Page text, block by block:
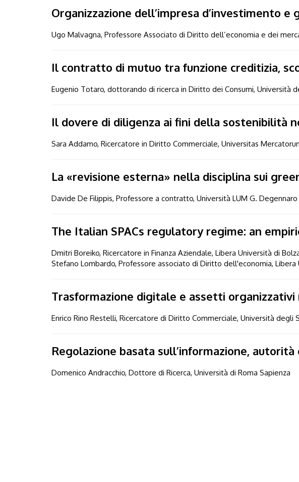
Organizzazione dell’impresa d’investimento
Ugo Malvagna, Professore Associato di Diritto dell’economia e dei
Il contratto di mutuo tra funzione creditizia,
Eugenio Totaro, dottorando di ricerca in Diritto dei Consumi, Università
Il dovere di diligenza ai fini della sostenibilità
Sara Addamo, Ricercatore in Diritto Commerciale, Universitas
La «revisione esterna» nella disciplina sui
Davide De Filippis, Professore a contratto, Università LUM G. Degennaro
The Italian SPACs regulatory regime: an
Dmitri Boreiko, Ricercatore in Finanza Aziendale, Libera Università di
Stefano Lombardo, Professore associato di Diritto dell'economia, Libera
Trasformazione digitale e assetti organizzativi
Enrico Rino Restelli, Ricercatore di Diritto Commerciale, Università degli
Regolazione basata sull’informazione,
Domenico Andracchio, Dottore di Ricerca, Università di Roma Sapienza